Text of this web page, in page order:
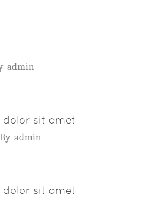
admin
sit amet
By admin
sit amet